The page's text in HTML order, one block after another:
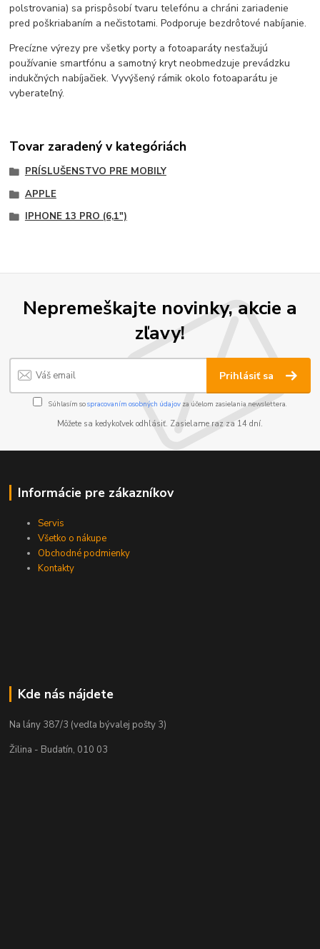
polstrovania) sa prispôsobí tvaru telefónu a chráni zariadenie
pred poškriabaním a nečistotami. Podporuje bezdrôtové nabíjanie.
Precízne výrezy pre všetky porty a fotoaparáty nesťažujú
používanie smartfónu a samotný kryt neobmedzuje prevádzku
indukčných nabíjačiek. Vyvýšený rámik okolo fotoaparátu je
vyberateľný.
Tovar zaradený v kategóriách
PRÍSLUŠENSTVO PRE MOBILY
APPLE
IPHONE 13 PRO (6,1")
Nepremeškajte novinky, akcie a
zľavy!
Prihlásiť sa
Súhlasím sospracovaním osobných údajov za účelom zasielania newslettera.
Môžete sa kedykoľvek odhlásiť. Zasielame raz za 14 dní.
Informácie pre zákazníkov
Servis
Všetko o nákupe
Obchodné podmienky
Kontakty
Kde nás nájdete
Na lány 387/3 (vedľa bývalej pošty 3)
Žilina - Budatín, 010 03